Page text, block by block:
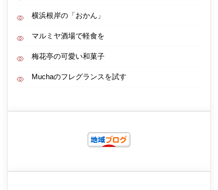
横浜根岸の「おかん」
マルミヤ酒場で軽食を
梅花亭の可愛い和菓子
Muchaのフレグランスを試す